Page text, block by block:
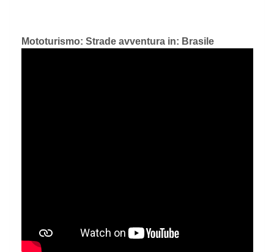
Mototurismo: Strade avventura in: Brasile